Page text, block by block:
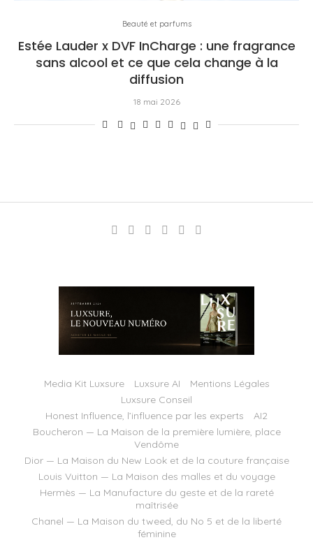
Beauté et parfums
Estée Lauder x DVF InCharge : une fragrance
sans alcool et ce que cela change à la
diffusion
18 mai 2026
Media Kit Luxsure Luxsure AI
Mentions Légales
Luxsure Conseil
Honest Influence, l’influence par les experts
AI2
Boucheron — La Maison de la première lumière, place
Vendôme
Dior — La Maison du New Look et de la couture française
Louis Vuitton — La Maison des malles et du voyage
Hermès — La Manufacture du geste et de la rareté
maîtrisée
Chanel — La Maison du tweed, du No 5 et de la liberté
féminine